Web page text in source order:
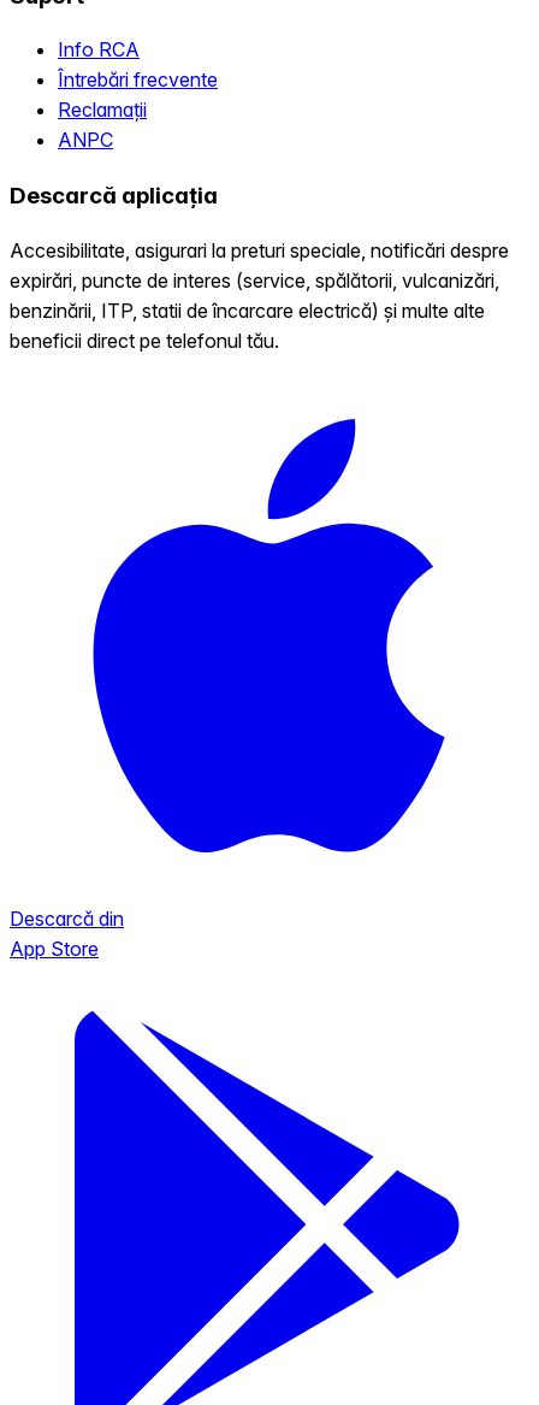
Info RCA
Întrebări frecvente
Reclamații
ANPC
Descarcă aplicația
Accesibilitate, asigurari la preturi speciale, notificări despre
expirări, puncte de interes (service, spălătorii, vulcanizări,
benzinării, ITP, statii de încarcare electrică) și multe alte
beneficii direct pe telefonul tău.
Descarcă din
App Store